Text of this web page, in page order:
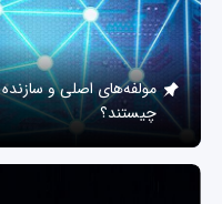
مولفه‌های اصلی و
چیستند؟